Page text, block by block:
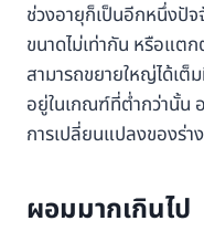
ช่วงอายุก็เป็นอีกหนึ่งปั
ขนาดไม่เท่ากัน หรือแต
สามารถขยายใหญ่ได้เ
อยู่ในเกณฑ์ที่ต่ำกว่านั้น
การเปลี่ยนแปลงของร่า
ผอมมากเกินไป